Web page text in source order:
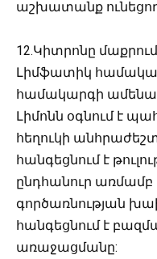
աշխատանք
12.Կիտրոնը
Լիմֆատիկ
համակարգի
Լիմոնն օգնում է
հեղուկի
հանգեցնում է
ընդհանուր
գործառնության
հանգեցնում է
առաջացմանը: